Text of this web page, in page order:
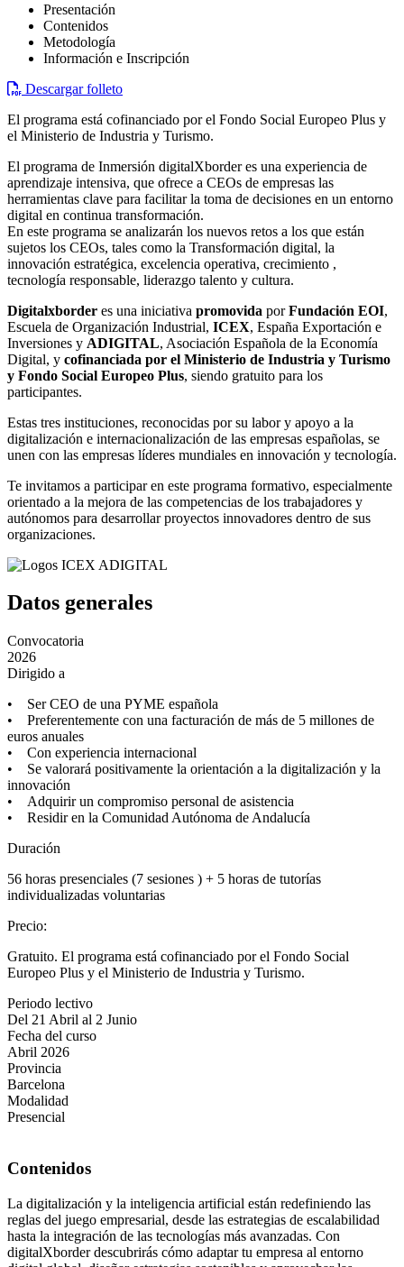
Presentación
Contenidos
Metodología
Información e Inscripción
Descargar folleto
El programa está cofinanciado por el Fondo Social Europeo Plus y
el Ministerio de Industria y Turismo.
El programa de Inmersión digitalXborder es una experiencia de
aprendizaje intensiva, que ofrece a CEOs de empresas las
herramientas clave para facilitar la toma de decisiones en un entorno
digital en continua transformación.
En este programa se analizarán los nuevos retos a los que están
sujetos los CEOs, tales como la Transformación digital, la
innovación estratégica, excelencia operativa, crecimiento ,
tecnología responsable, liderazgo talento y cultura.
Digitalxborder es una iniciativa promovida porFundación EOI,
Escuela de Organización Industrial, ICEX, España Exportación e
Inversiones y ADIGITAL, Asociación Española de la Economía
Digital, y cofinanciada por el Ministerio de Industria y Turismo
y Fondo Social Europeo Plus, siendo gratuito para los
participantes.
Estas tres instituciones, reconocidas por su labor y apoyo a la
digitalización e internacionalización de las empresas españolas, se
unen con las empresas líderes mundiales en innovación y tecnología.
Te invitamos a participar en este programa formativo, especialmente
orientado a la mejora de las competencias de los trabajadores y
autónomos para desarrollar proyectos innovadores dentro de sus
organizaciones.
Datos generales
Convocatoria
2026
Dirigido a
• Ser CEO de una PYME española
• Preferentemente con una facturación de más de 5 millones de
euros anuales
• Con experiencia internacional
• Se valorará positivamente la orientación a la digitalización y la
innovación
• Adquirir un compromiso personal de asistencia
• Residir en la Comunidad Autónoma de Andalucía
Duración
56 horas presenciales (7 sesiones ) + 5 horas de tutorías
individualizadas voluntarias
Precio:
Gratuito. El programa está cofinanciado por el Fondo Social
Europeo Plus y el Ministerio de Industria y Turismo.
Periodo lectivo
Del 21 Abril al 2 Junio
Fecha del curso
Abril 2026
Provincia
Barcelona
Modalidad
Presencial
Contenidos
La digitalización y la inteligencia artificial están redefiniendo las
reglas del juego empresarial, desde las estrategias de escalabilidad
hasta la integración de las tecnologías más avanzadas. Con
digitalXborder descubrirás cómo adaptar tu empresa al entorno